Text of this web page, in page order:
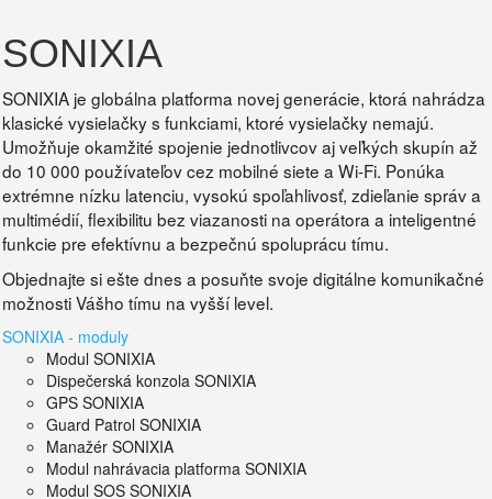
SONIXIA
SONIXIA je globálna platforma novej generácie, ktorá nahrádza
klasické vysielačky s funkciami, ktoré vysielačky nemajú.
Umožňuje okamžité spojenie jednotlivcov aj veľkých skupín až
do 10 000 používateľov cez mobilné siete a Wi-Fi. Ponúka
extrémne nízku latenciu, vysokú spoľahlivosť, zdieľanie správ a
multimédií, flexibilitu bez viazanosti na operátora a inteligentné
funkcie pre efektívnu a bezpečnú spoluprácu tímu.
Objednajte si ešte dnes a posuňte svoje digitálne komunikačné
možnosti Vášho tímu na vyšší level.
SONIXIA - moduly
Modul SONIXIA
Dispečerská konzola SONIXIA
GPS SONIXIA
Guard Patrol SONIXIA
Manažér SONIXIA
Modul nahrávacia platforma SONIXIA
Modul SOS SONIXIA